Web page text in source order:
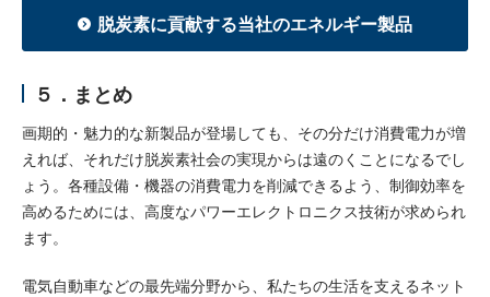
脱炭素に貢献する当社のエネルギー製品
５．まとめ
画期的・魅力的な新製品が登場しても、その分だけ消費電力が増
えれば、それだけ脱炭素社会の実現からは遠のくことになるでし
ょう。各種設備・機器の消費電力を削減できるよう、制御効率を
高めるためには、高度なパワーエレクトロニクス技術が求められ
ます。
電気自動車などの最先端分野から、私たちの生活を支えるネット